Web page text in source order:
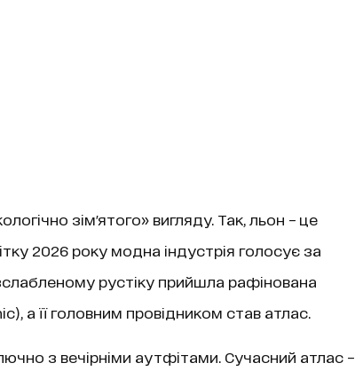
зім'ятого» вигляду. Так, льон – це
2026 року модна індустрія голосує за
рустіку прийшла рафінована
а її головним провідником став атлас.
з вечірніми аутфітами. Сучасний атлас –